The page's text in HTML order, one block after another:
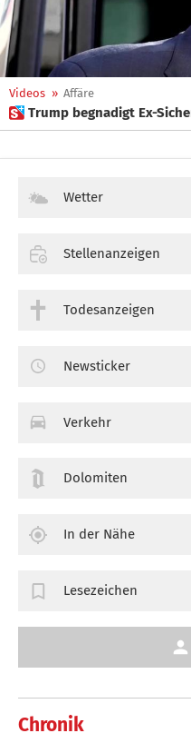
Videos » Affäre
 Trump begnadigt Ex-
Chronik
Wetter
Stellenanzeigen
Todesanzeigen
Newsticker
Verkehr
Dolomiten
In der Nähe
Lesezeichen